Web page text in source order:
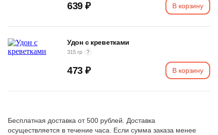
639 ₽ В корзину
Удон с креветками
315 гр
473 ₽ В корзину
Бесплатная доставка от 500 рублей. Доставка
осуществляется в течение часа. Если сумма заказа менее